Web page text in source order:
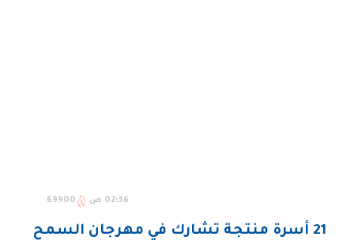
02:36 ص 69900
21 أسرة منتجة تشارك في مهرجان السمح